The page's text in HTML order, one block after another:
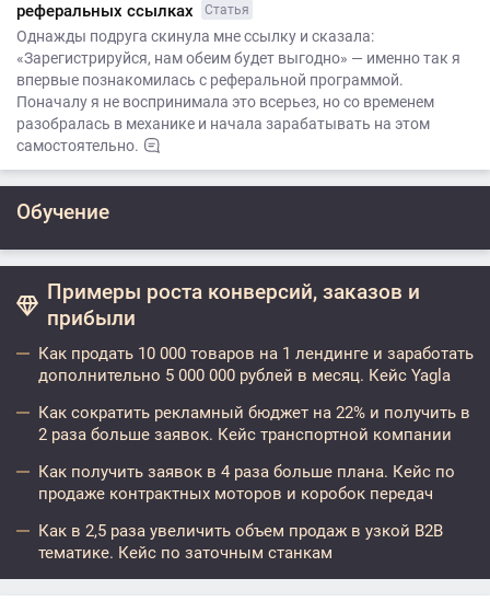
реферальных ссылках
Статья
Однажды подруга скинула мне ссылку и сказала:
«Зарегистрируйся, нам обеим будет выгодно» — именно так я
впервые познакомилась с реферальной программой.
Поначалу я не воспринимала это всерьез, но со временем
разобралась в механике и начала зарабатывать на этом
самостоятельно.
Обучение
Примеры роста конверсий, заказов и
прибыли
Как продать 10 000 товаров на 1 лендинге и заработать
дополнительно 5 000 000 рублей в месяц. Кейс Yagla
Как сократить рекламный бюджет на 22% и получить в
2 раза больше заявок. Кейс транспортной компании
Как получить заявок в 4 раза больше плана. Кейс по
продаже контрактных моторов и коробок передач
Как в 2,5 раза увеличить объем продаж в узкой B2B
тематике. Кейс по заточным станкам